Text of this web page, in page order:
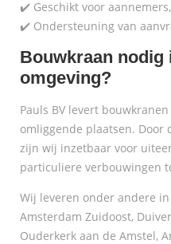
✔️ Geschikt voor
✔️ Ondersteuning van
Bouwkraan nodig
omgeving?
Pauls BV levert
omliggende plaatsen. Door
zijn wij inzetbaar voor
particuliere verbouwingen
Wij leveren onder andere
Amsterdam Zuidoost,
Ouderkerk aan de Amstel,